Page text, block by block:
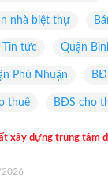
nhà biệt thự
Tin tức Quận
Phú Nhuận
thuê BĐS cho
xây dựng trung tâm